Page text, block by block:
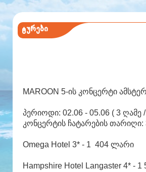
ტურები
MAROON 5-ის კონცერტი
პერიოდი: 02.06 - 05.06 ( 3 ღამე
კონცერტის ჩატარების თარიღი:
Omega Hotel 3* - 1 404 ლარი
Hampshire Hotel Langaster 4* -